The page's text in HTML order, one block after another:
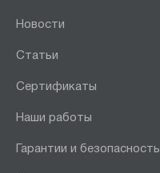
Новости
Статьи
Сертификаты
Наши работы
Гарантии и безопасность